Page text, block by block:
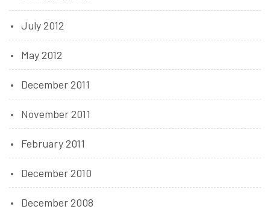
July 2012
May 2012
December 2011
November 2011
February 2011
December 2010
December 2008